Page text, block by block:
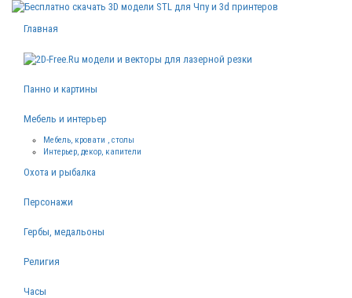
Главная
Панно и картины
Мебель и интерьер
Мебель, кровати , столы
Интерьер, декор, капители
Охота и рыбалка
Персонажи
Гербы, медальоны
Религия
Часы